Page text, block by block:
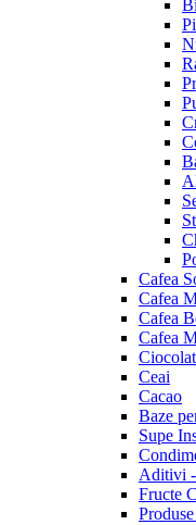
Cafea
Cafea
Cafea
Cafea
Ceai
Cacao
Baze
Supe
Aditivi -
Fructe